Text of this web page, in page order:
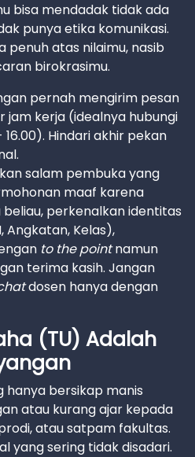
bisa mendadak tidak ada
punya etika komunikasi.
penuh atas nilaimu, nasib
birokrasimu.
pernah mengirim pesan
jam kerja (idealnya hubungi
Hindari akhir pekan
salam pembuka yang
maaf karena
perkenalkan identitas
Angkatan, Kelas),
to the pointnamun
terima kasih. Jangan
dosen hanya dengan
(TU) Adalah
hanya bersikap manis
atau kurang ajar kepada
atau satpam fakultas.
yang sering tidak disadari.